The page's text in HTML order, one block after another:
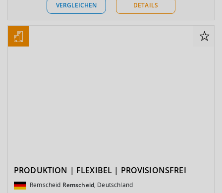
VERGLEICHEN DETAILS
PRODUKTION | FLEXIBEL | PROVISIONSFREI
Remscheid Remscheid, Deutschland